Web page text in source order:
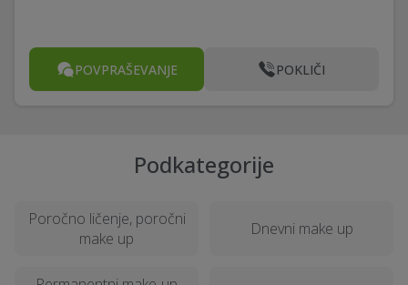
POVPRAŠEVANJE POKLIČI
Podkategorije
Poročno ličenje, poročni
make up
Dnevni make up